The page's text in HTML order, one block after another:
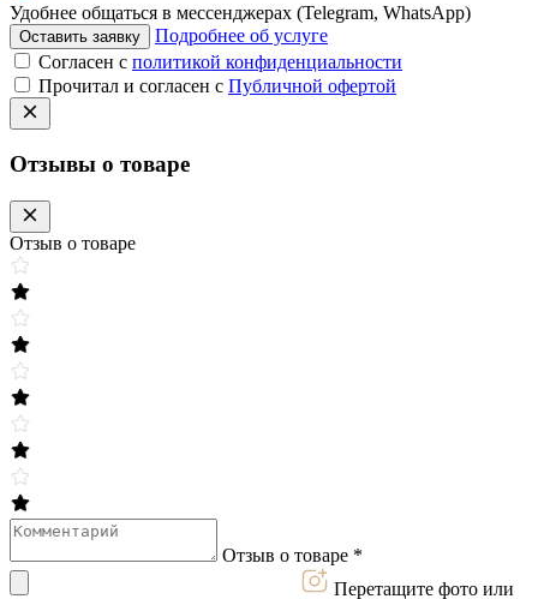
Удобнее общаться в мессенджерах (Telegram, WhatsApp)
Оставить заявку
Подробнее об услуге
Согласен с политикой конфиденциальности
Прочитал и согласен с Публичной офертой
Отзывы о товаре
Отзыв о товаре
Отзыв о товаре *
Перетащите фото или